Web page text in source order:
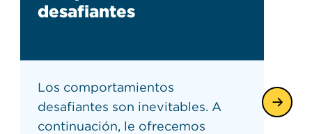
desafiantes
Los comportamientos
desafiantes son inevitables. A
continuación, le ofrecemos